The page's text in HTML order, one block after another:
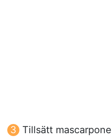
Tillsätt